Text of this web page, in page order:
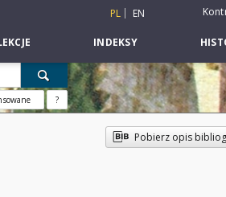
PL EN
INDEKSY
?
Pobierz opis